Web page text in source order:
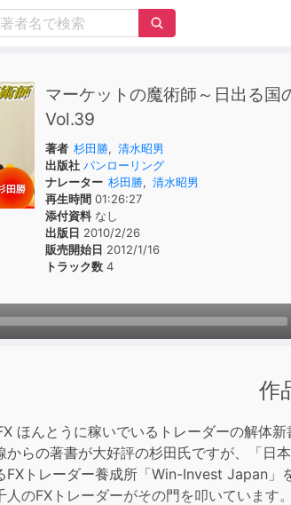
マーケットの魔術師～日出る
Vol.39
著者 杉田勝, 清水昭男
出版社 パンローリング
ナレーター 杉田勝, 清水昭男
再生時間01:26:27
添付資料なし
出版日 2010/2/26
販売開始日 2012/1/16
トラック数4
作
ほんとうに稼いでいるトレーダーの解体新
からの著書が大好評の杉田氏ですが、「日
FXトレーダー養成所「Win-Invest Japan」
のFXトレーダーがその門を叩いています。